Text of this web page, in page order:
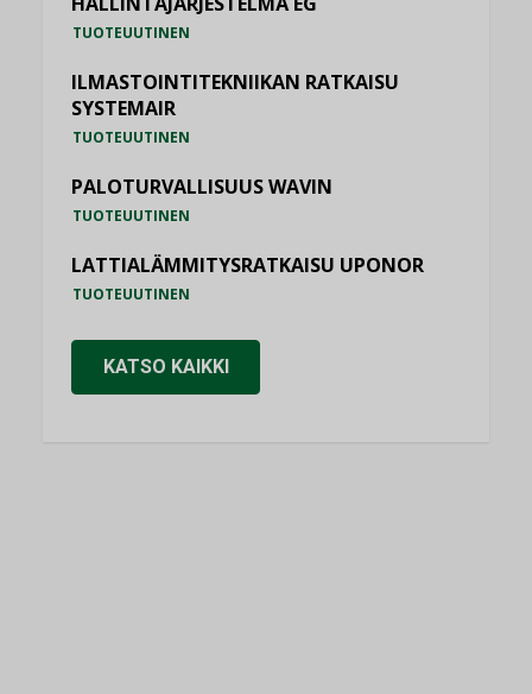
TUOTEUUTINEN
ILMASTOINTITEKNIIKAN RATKAISU
SYSTEMAIR
TUOTEUUTINEN
PALOTURVALLISUUS WAVIN
TUOTEUUTINEN
LATTIALÄMMITYSRATKAISU UPONOR
TUOTEUUTINEN
KATSO KAIKKI